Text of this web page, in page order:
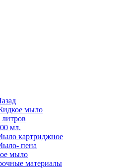
мыло
литров
мл.
картриджное
пена
мыло
материалы